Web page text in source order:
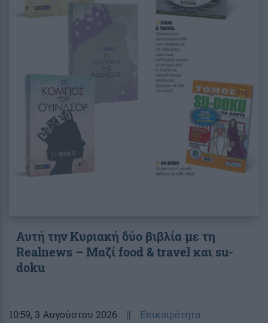
Αυτή την Κυριακή δύο βιβλία με τη
Realnews – Μαζί food & travel και su-
doku
10:59, 3 Αυγούστου 2026 || Επικαιρότητα